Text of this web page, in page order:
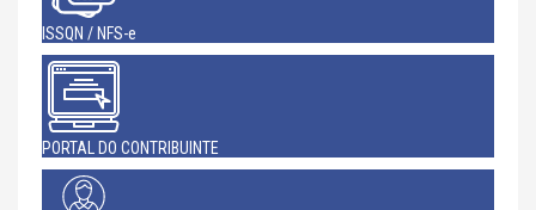
ISSQN / NFS-e
PORTAL DO CONTRIBUINTE